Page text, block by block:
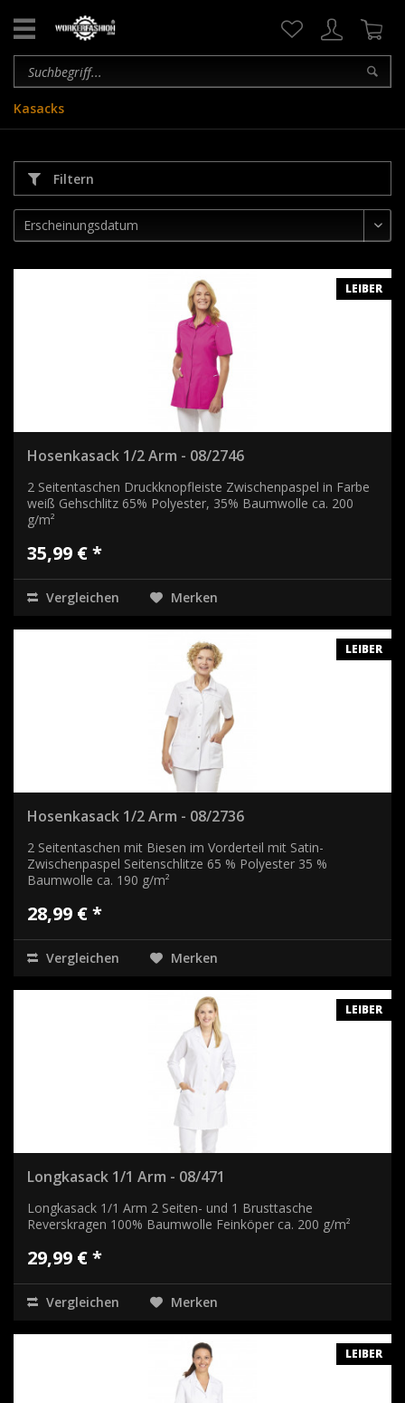
Kasacks
Filtern
LEIBER
Hosenkasack 1/2 Arm - 08/2746
2 Seitentaschen Druckknopfleiste Zwischenpaspel in Farbe
weiß Gehschlitz 65% Polyester, 35% Baumwolle ca. 200
g/m²
35,99 € *
Vergleichen Merken
LEIBER
Hosenkasack 1/2 Arm - 08/2736
2 Seitentaschen mit Biesen im Vorderteil mit Satin-
Zwischenpaspel Seitenschlitze 65 % Polyester 35 %
Baumwolle ca. 190 g/m²
28,99 € *
Vergleichen Merken
LEIBER
Longkasack 1/1 Arm - 08/471
Longkasack 1/1 Arm 2 Seiten- und 1 Brusttasche
Reverskragen 100% Baumwolle Feinköper ca. 200 g/m²
29,99 € *
Vergleichen Merken
LEIBER